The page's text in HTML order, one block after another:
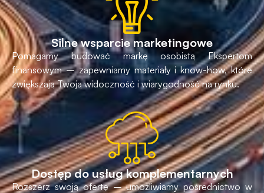
Silne wsparcie marketingowe
Pomagamy budować markę osobistą Ekspertom
finansowym – zapewniamy materiały i know-how, które
zwiększają Twoją widoczność i wiarygodność na rynku.
Dostęp do usług komplementarnych
Rozszerz swoją ofertę – umożliwiamy pośrednictwo w